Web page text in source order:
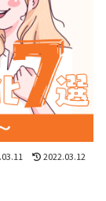
2022.03.12